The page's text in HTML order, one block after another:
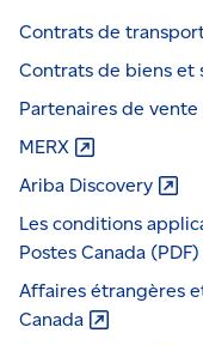
Contrats de
Contrats de biens et
Partenaires de
MERX
Ariba Discovery
Les conditions
Postes Canada (PDF)
Affaires étrangères
Canada